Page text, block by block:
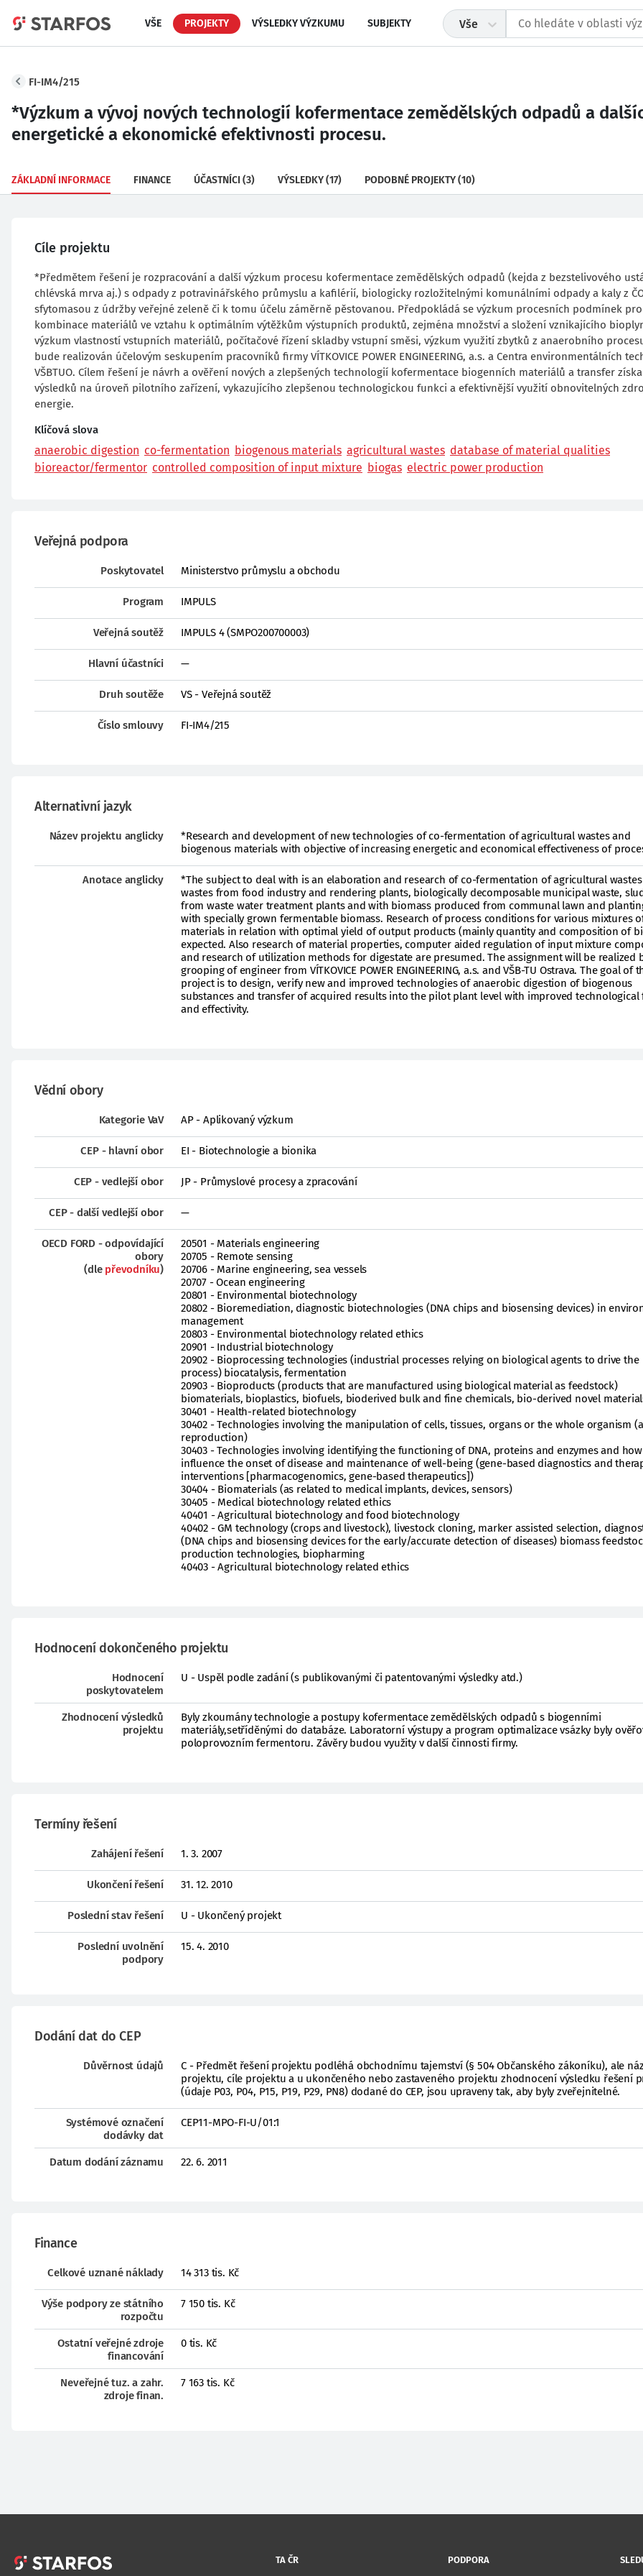
VŠE PROJEKTY VÝSLEDKY VÝZKUMU SUBJEKTY Vše
FI-IM4/215
*Výzkum a vývoj nových technologií kofermentace zemědělských odpadů a
energetické a ekonomické efektivnosti procesu.
ZÁKLADNÍ INFORMACE FINANCE ÚČASTNÍCI (3) VÝSLEDKY(17) PODOBNÉ PROJEKTY(10)
Cíle projektu
*Předmětem řešení je rozpracování a další výzkum procesu kofermentace zemědělských odpadů (kejda z bezstelivového
chlévská mrva aj.) s odpady z potravinářského průmyslu a kafilérií, biologicky rozložitelnými komunálními odpady a kaly z
sfytomasou z údržby veřejné zeleně či k tomu účelu záměrně pěstovanou. Předpokládá se výzkum procesních podmínek
kombinace materiálů ve vztahu k optimálním výtěžkům výstupních produktů, zejména množství a složení vznikajícího
výzkum vlastností vstupních materiálů, počítačové řízení skladby vstupní směsi, výzkum využití zbytků z anaerobního
bude realizován účelovým seskupením pracovníků firmy VÍTKOVICE POWER ENGINEERING, a.s. a Centra environmentálních
VŠBTUO. Cílem řešení je návrh a ověření nových a zlepšených technologií kofermentace biogenních materiálů a transfer
výsledků na úroveň pilotního zařízení, vykazujícího zlepšenou technologickou funkci a efektivnější využití obnovitelných
energie.
Klíčová slova
anaerobic digestion co-fermentation biogenous materials agricultural wastes database of material qualities
bioreactor/fermentor controlled composition of input mixture biogas electric power production
Veřejná podpora
Poskytovatel Ministerstvo průmyslu a obchodu
Program IMPULS
Veřejná soutěž IMPULS 4 (SMPO200700003)
Hlavní účastníci —
Druh soutěže VS - Veřejná soutěž
Číslo smlouvy FI-IM4/215
Alternativní jazyk
Název projektu anglicky
*Research and development of new technologies of co-fermentation of agricultural wastes and
biogenous materials with objective of increasing energetic and economical effectiveness of
Anotace anglicky
*The subject to deal with is an elaboration and research of co-fermentation of agricultural
wastes from food industry and rendering plants, biologically decomposable municipal waste,
from waste water treatment plants and with biomass produced from communal lawn and
with specially grown fermentable biomass. Research of process conditions for various mixtures
materials in relation with optimal yield of output products (mainly quantity and composition of
expected. Also research of material properties, computer aided regulation of input mixture
and research of utilization methods for digestate are presumed. The assignment will be realized
grooping of engineer from VÍTKOVICE POWER ENGINEERING, a.s. and VŠB-TU Ostrava. The goal of
project is to design, verify new and improved technologies of anaerobic digestion of biogenous
substances and transfer of acquired results into the pilot plant level with improved technological
and effectivity.
Vědní obory
Kategorie VaV AP - Aplikovaný výzkum
CEP - hlavní obor EI - Biotechnologie a bionika
CEP - vedlejší obor JP - Průmyslové procesy a zpracování
CEP - další vedlejší obor —
OECD FORD - odpovídající
obory
(dle převodníku)
20501 - Materials engineering
20705 - Remote sensing
20706 - Marine engineering, sea vessels
20707 - Ocean engineering
20801 - Environmental biotechnology
20802 - Bioremediation, diagnostic biotechnologies (DNA chips and biosensing devices) in
management
20803 - Environmental biotechnology related ethics
20901 - Industrial biotechnology
20902 - Bioprocessing technologies (industrial processes relying on biological agents to drive the
process) biocatalysis, fermentation
20903 - Bioproducts (products that are manufactured using biological material as feedstock)
biomaterials, bioplastics, biofuels, bioderived bulk and fine chemicals, bio-derived novel
30401 - Health-related biotechnology
30402 - Technologies involving the manipulation of cells, tissues, organs or the whole organism
reproduction)
30403 - Technologies involving identifying the functioning of DNA, proteins and enzymes and
influence the onset of disease and maintenance of well-being (gene-based diagnostics and
interventions [pharmacogenomics, gene-based therapeutics])
30404 - Biomaterials (as related to medical implants, devices, sensors)
30405 - Medical biotechnology related ethics
40401 - Agricultural biotechnology and food biotechnology
40402 - GM technology (crops and livestock), livestock cloning, marker assisted selection,
(DNA chips and biosensing devices for the early/accurate detection of diseases) biomass
production technologies, biopharming
40403 - Agricultural biotechnology related ethics
Hodnocení dokončeného projektu
Hodnocení
poskytovatelem
U - Uspěl podle zadání (s publikovanými či patentovanými výsledky atd.)
Zhodnocení výsledků
projektu
Byly zkoumány technologie a postupy kofermentace zemědělských odpadů s biogenními
materiály,setříděnými do databáze. Laboratorní výstupy a program optimalizace vsázky byly
poloprovozním fermentoru. Závěry budou využity v další činnosti firmy.
Termíny řešení
Zahájení řešení 1. 3. 2007
Ukončení řešení 31. 12. 2010
Poslední stav řešení U - Ukončený projekt
Poslední uvolnění
podpory
15. 4. 2010
Dodání dat do CEP
Důvěrnost údajů
C - Předmět řešení projektu podléhá obchodnímu tajemství (§ 504 Občanského zákoníku), ale
projektu, cíle projektu a u ukončeného nebo zastaveného projektu zhodnocení výsledku řešení
(údaje P03, P04, P15, P19, P29, PN8) dodané do CEP, jsou upraveny tak, aby byly zveřejnitelné.
Systémové označení
dodávky dat
CEP11-MPO-FI-U/01:1
Datum dodání záznamu 22. 6. 2011
Finance
Celkové uznané náklady 14 313 tis. Kč
Výše podpory ze státního
rozpočtu
7 150 tis. Kč
Ostatní veřejné zdroje
financování
0 tis. Kč
Neveřejné tuz. a zahr.
zdroje finan.
7 163 tis. Kč
TA ČR PODPORA